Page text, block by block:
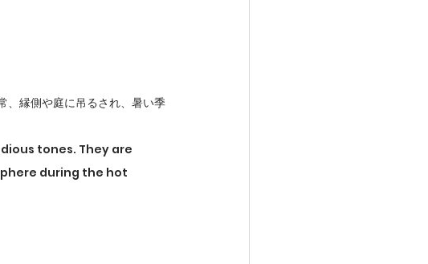
、縁側や庭に吊るされ、暑い季
tones. They are
during the hot